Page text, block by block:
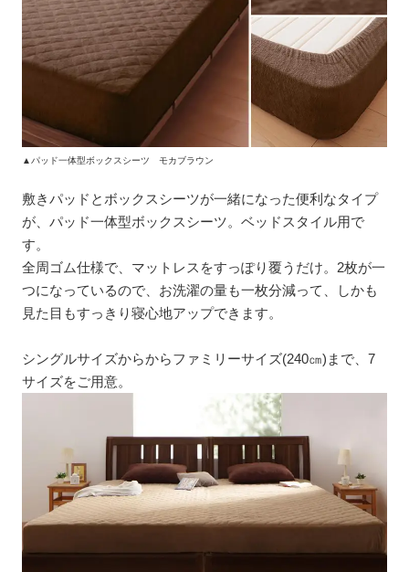
▲パッド一体型ボックスシーツ モカブラウン
敷きパッドとボックスシーツが一緒になった便利なタイプ
が、パッド一体型ボックスシーツ。ベッドスタイル用で
す。
全周ゴム仕様で、マットレスをすっぽり覆うだけ。2枚が一
つになっているので、お洗濯の量も一枚分減って、しかも
見た目もすっきり寝心地アップできます。
シングルサイズからからファミリーサイズ(240㎝)まで、7
サイズをご用意。